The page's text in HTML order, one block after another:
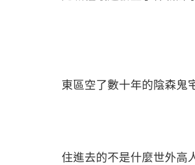
東區空了數十年的陰森鬼
住進去的不是什麼世外高